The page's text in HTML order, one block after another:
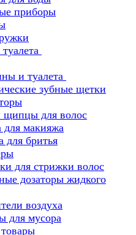
приборы
и туалета
зубные щетки
для волос
для макияжа
для бритья
для стрижки волос
дозаторы жидкого
воздуха
для мусора